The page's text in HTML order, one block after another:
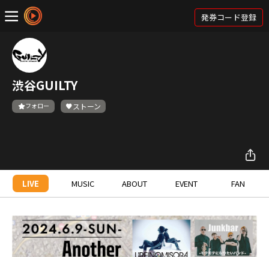
発券コード登録
渋谷GUILTY
フォロー ストーン
LIVE MUSIC ABOUT EVENT FAN